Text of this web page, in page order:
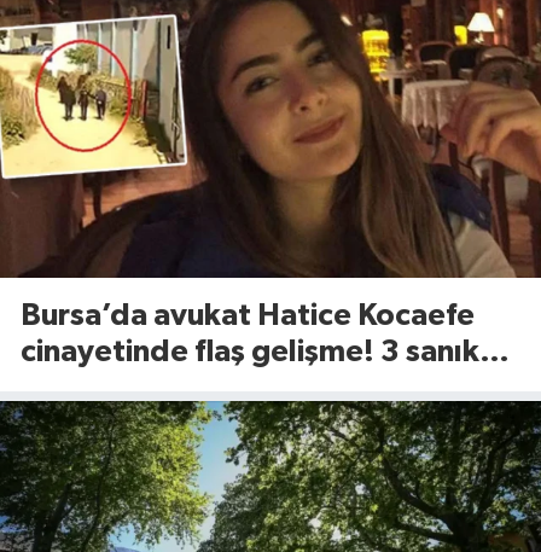
Bursa’da avukat Hatice Kocaefe
cinayetinde flaş gelişme! 3 sanık